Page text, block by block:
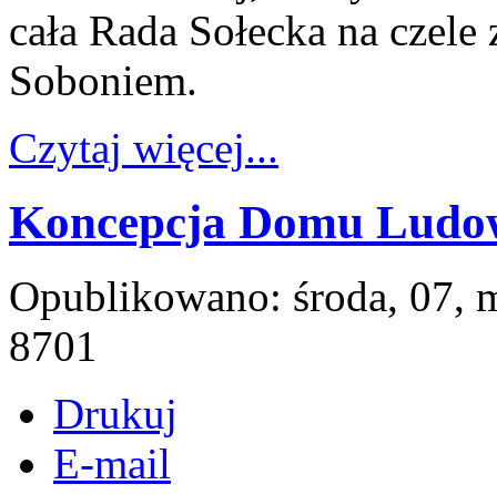
cała Rada Sołecka na
Soboniem.
Czytaj więcej...
Koncepcja Domu
Opublikowano: środa, 07,
8701
Drukuj
E-mail